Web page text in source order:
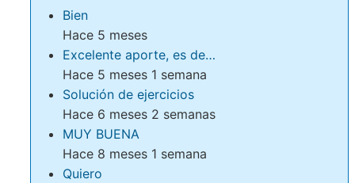
Bien
Hace 5 meses
Excelente aporte, es de…
Hace 5 meses 1 semana
Solución de ejercicios
Hace 6 meses 2 semanas
MUY BUENA
Hace 8 meses 1 semana
Quiero